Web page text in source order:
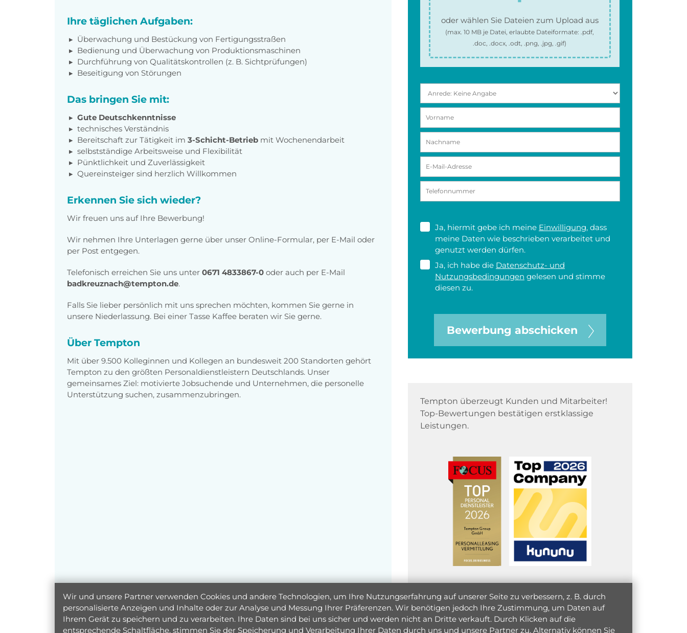
Ihre täglichen Aufgaben:
Überwachung und Bestückung von Fertigungsstraßen
Bedienung und Überwachung von Produktionsmaschinen
Durchführung von Qualitätskontrollen (z. B. Sichtprüfungen)
Beseitigung von Störungen
Das bringen Sie mit:
Gute Deutschkenntnisse
technisches Verständnis
Bereitschaft zur Tätigkeit im 3-Schicht-Betrieb mit Wochenendarbeit
selbstständige Arbeitsweise und Flexibilität
Pünktlichkeit und Zuverlässigkeit
Quereinsteiger sind herzlich Willkommen
Erkennen Sie sich wieder?
Wir freuen uns auf Ihre Bewerbung!
Wir nehmen Ihre Unterlagen gerne über unser Online-Formular, per E-Mail oder
per Post entgegen.
Telefonisch erreichen Sie uns unter 0671 4833867-0 oder auch per E-Mail
badkreuznach@tempton.de.
Falls Sie lieber persönlich mit uns sprechen möchten, kommen Sie gerne in
unsere Niederlassung. Bei einer Tasse Kaffee beraten wir Sie gerne.
Über Tempton
Mit über 9.500 Kolleginnen und Kollegen an bundesweit 200 Standorten gehört
Tempton zu den größten Personaldienstleistern Deutschlands. Unser
gemeinsames Ziel: motivierte Jobsuchende und Unternehmen, die personelle
Unterstützung suchen, zusammenzubringen.
oder wählen Sie Dateien zum Upload aus
(max.10 MB je Datei, erlaubte Dateiformate:.pdf,
.doc, .docx, .odt, .png, .jpg, .gif)
Ja, hiermit gebe ich meine Einwilligung, dass
meine Daten wie beschrieben verarbeitet und
genutzt werden dürfen.
Ja, ich habe die Datenschutz- und
Nutzungsbedingungen gelesen und stimme
diesen zu.
Bewerbung abschicken
Tempton überzeugt Kunden und Mitarbeiter!
Top-Bewertungen bestätigen erstklassige
Leistungen.
Wir und unsere Partner verwenden Cookies und andere Technologien, um Ihre Nutzungserfahrung auf unserer Seite zu verbessern, z. B. durch
personalisierte Anzeigen und Inhalte oder zur Analyse und Messung Ihrer Präferenzen. Wir benötigen jedoch Ihre Zustimmung, um Daten auf
Ihrem Gerät zu speichern und zu verarbeiten. Ihre Daten sind bei uns sicher und werden nicht an Dritte verkauft. Durch Klicken auf die
entsprechende Schaltfläche, stimmen Sie der Speicherung und Verarbeitung Ihrer Daten durch uns und unsere Partner zu. Alternativ können Sie